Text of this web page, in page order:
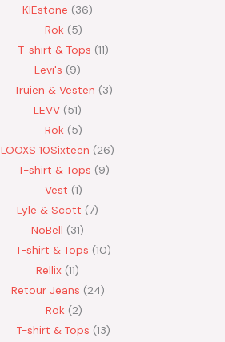
KIEstone
36
Rok 5
T-shirt & Tops 11
Levi's
9
Truien & Vesten
3
LEVV 51
Rok 5
LOOXS 10Sixteen
26
T-shirt & Tops 9
Vest 1
Lyle & Scott 7
NoBell
31
T-shirt & Tops 10
Rellix 11
Retour Jeans 24
Rok 2
T-shirt & Tops 13